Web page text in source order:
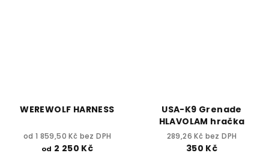
WEREWOLF HARNESS
od 1 859,50 Kč bez DPH
od 2 250 Kč
USA-K9 Grenade
HLAVOLAM hračka
289,26 Kč bez DPH
350 Kč